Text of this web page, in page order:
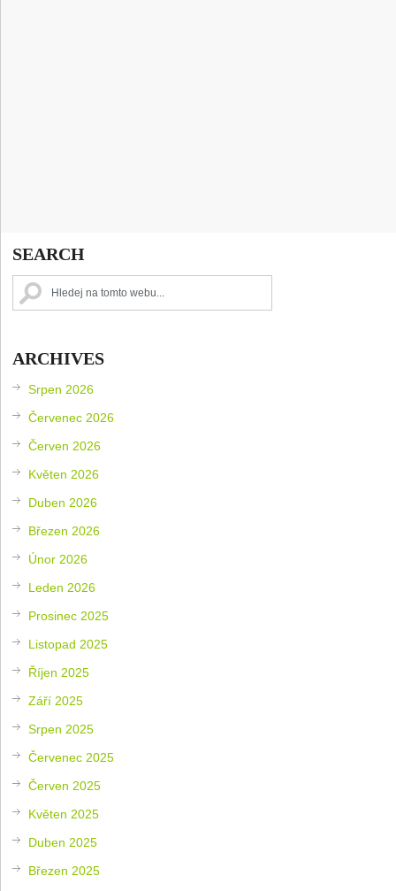
SEARCH
ARCHIVES
Srpen 2026
Červenec 2026
Červen 2026
Květen 2026
Duben 2026
Březen 2026
Únor 2026
Leden 2026
Prosinec 2025
Listopad 2025
Říjen 2025
Září 2025
Srpen 2025
Červenec 2025
Červen 2025
Květen 2025
Duben 2025
Březen 2025